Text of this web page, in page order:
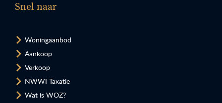
Snel naar
Woningaanbod
Aankoop
Verkoop
NWWI Taxatie
Wat is WOZ?